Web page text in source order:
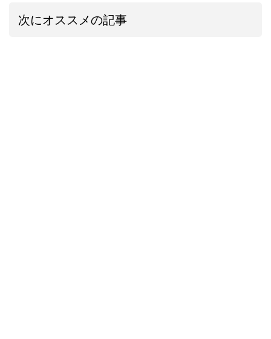
次にオススメの記事